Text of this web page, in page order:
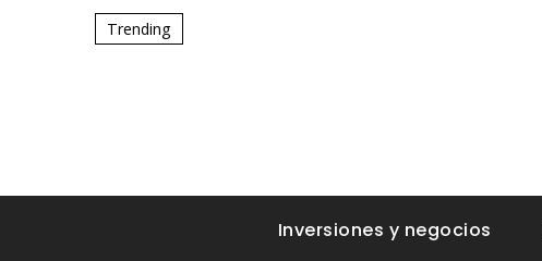
Trending
Inversiones y negocios